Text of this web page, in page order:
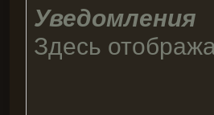
Уведомления
Здесь